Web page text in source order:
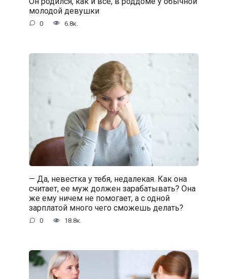
молодой девушки
0 6.8к.
— Да, невестка у тебя, недалекая. Как она
считает, ее муж должен зарабатывать? Она
же ему ничем не помогает, а с одной
зарплатой много чего сможешь делать?
0 18.8к.